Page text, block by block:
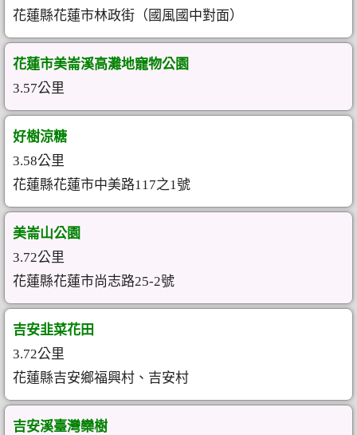
花蓮縣花蓮市林政街（國風國中對面）
花蓮市美崙溪高灘地寵物公園
3.57公里
好樹涼糖
3.58公里
花蓮縣花蓮市中美路117之1號
美崙山公園
3.72公里
花蓮縣花蓮市尚志路25-2號
吉安韭菜花田
3.72公里
花蓮縣吉安鄉福興村、吉安村
吉安溪臺灣欒樹